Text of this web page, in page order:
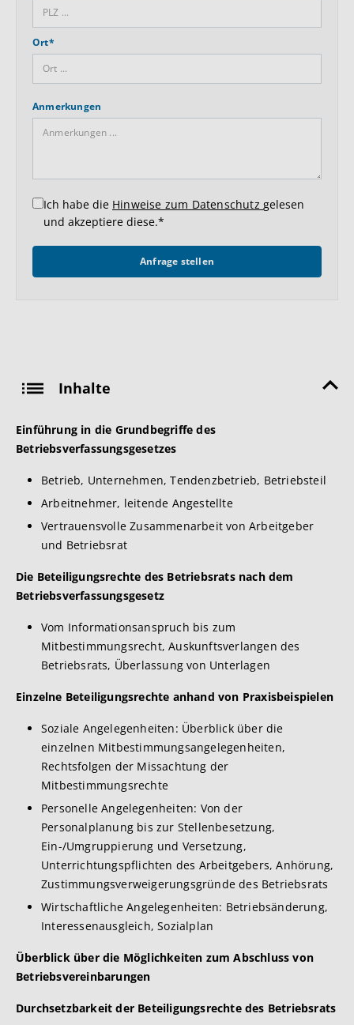
Inhalte
Einführung in die Grundbegriffe des
Betriebsverfassungsgesetzes
Betrieb, Unternehmen, Tendenzbetrieb, Betriebsteil
Arbeitnehmer, leitende Angestellte
Vertrauensvolle Zusammenarbeit von Arbeitgeber
und Betriebsrat
Die Beteiligungsrechte des Betriebsrats nach dem
Betriebsverfassungsgesetz
Vom Informationsanspruch bis zum
Mitbestimmungsrecht, Auskunftsverlangen des
Betriebsrats, Überlassung von Unterlagen
Einzelne Beteiligungsrechte anhand von Praxisbeispielen
Soziale Angelegenheiten: Überblick über die
einzelnen Mitbestimmungsangelegenheiten,
Rechtsfolgen der Missachtung der
Mitbestimmungsrechte
Personelle Angelegenheiten: Von der
Personalplanung bis zur Stellenbesetzung,
Ein-/Umgruppierung und Versetzung,
Unterrichtungspflichten des Arbeitgebers, Anhörung,
Zustimmungsverweigerungsgründe des Betriebsrats
Wirtschaftliche Angelegenheiten: Betriebsänderung,
Interessenausgleich, Sozialplan
Überblick über die Möglichkeiten zum Abschluss von
Betriebsvereinbarungen
Durchsetzbarkeit der Beteiligungsrechte des Betriebsrats
Ort*
Anmerkungen
Ich habe die Hinweise zum Datenschutz gelesen
und akzeptiere diese.*
Anfrage stellen